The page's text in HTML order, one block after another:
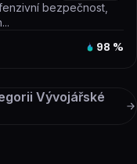
bezpečnost,
98 %
Vývojářské